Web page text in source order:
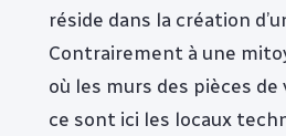
réside dans la création
Contrairement à une
où les murs des pièces
ce sont ici les locaux